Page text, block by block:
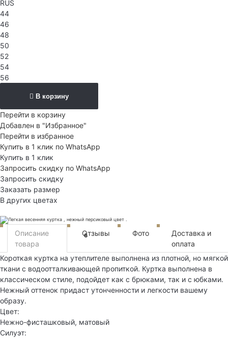
RUS
44
46
48
50
52
54
56
В корзину
Перейти в корзину
Добавлен в "Избранное"
Перейти в избранное
Купить в 1 клик по WhatsApp
Купить в 1 клик
Запросить скидку по WhatsApp
Запросить скидку
Заказать размер
В других цветах
Описание
товара
Отзывы
6 Фото
Доставка и
оплата
Короткая куртка на утеплителе выполнена из плотной, но мягкой
ткани с водоотталкивающей пропиткой. Куртка выполнена в
классическом стиле, подойдет как с брюками, так и с юбками.
Нежный оттенок придаст утонченности и легкости вашему
образу.
Цвет:
Нежно-фисташковый, матовый
Силуэт: